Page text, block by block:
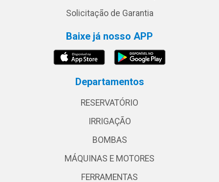
Solicitação de Garantia
Baixe já nosso APP
Departamentos
RESERVATÓRIO
IRRIGAÇÃO
BOMBAS
MÁQUINAS E MOTORES
FERRAMENTAS